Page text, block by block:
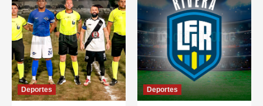
Deportes Deportes